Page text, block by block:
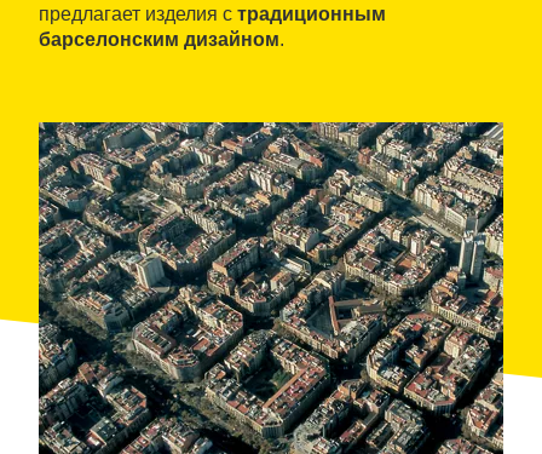
предлагает изделия с традиционным
барселонским дизайном.